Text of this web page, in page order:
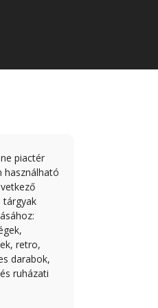
piactér
használható
tárgyak
retro,
darabok,
ruházati